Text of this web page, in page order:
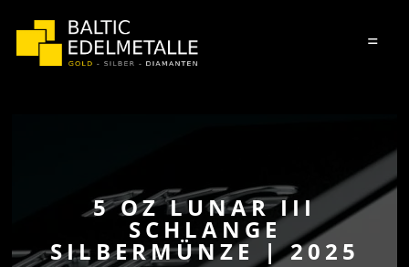
=
5 OZ LUNAR III
SCHLANGE
SILBERMÜNZE | 2025